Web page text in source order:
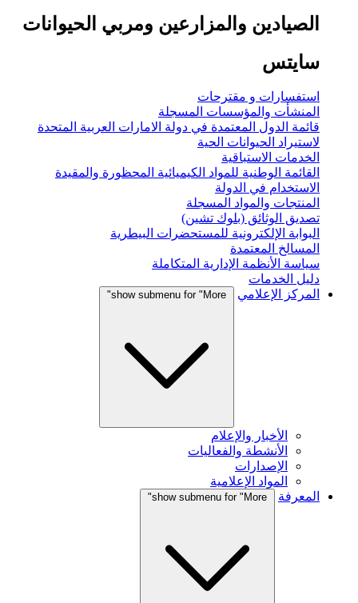
الصيادين والمزارعين ومربي الحيوانات
سايتس
استفسارات و مقترحات
المنشأت والمؤسسات المسجلة
قائمة الدول المعتمدة في دولة الامارات العربية المتحدة
لاستيراد الحيوانات الحية
الخدمات الاستباقية
القائمة الوطنية للمواد الكيميائية المحظورة والمقيدة
الاستخدام في الدولة
المنتجات والمواد المسجلة
تصديق الوثائق (بلوك تشين)
البوابة الإلكترونية للمستحضرات البيطرية
المسالخ المعتمدة
سياسة الأنظمة الإدارية المتكاملة
دليل الخدمات
المركز الإعلامي
show submenu for "More"
الأخبار والإعلام
الأنشطة والفعاليات
الإصدارات
المواد الإعلامية
المعرفة
show submenu for "More"